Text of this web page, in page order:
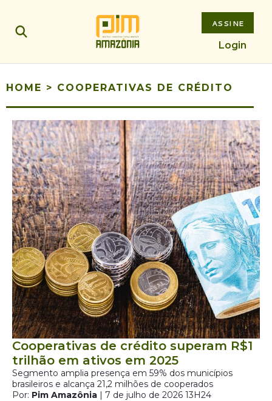
ASSINE
Login
HOME > COOPERATIVAS DE CRÉDITO
Cooperativas de crédito superam R$1
trilhão em ativos em 2025
Segmento amplia presença em 59% dos municípios
brasileiros e alcança 21,2 milhões de cooperados
Por: Pim Amazônia | 7 de julho de 2026 13H24